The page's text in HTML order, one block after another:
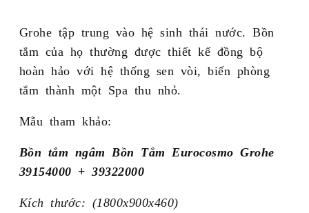
Grohe tập trung vào hệ sinh thái nước. Bồn
tắm của họ thường được thiết kế đồng bộ
hoàn hảo với hệ thống sen vòi, biến phòng
tắm thành một Spa thu nhỏ.
Mẫu tham khảo:
Bồn tắm ngâm Bồn Tắm Eurocosmo Grohe
39154000 + 39322000
Kích thước: (1800x900x460)